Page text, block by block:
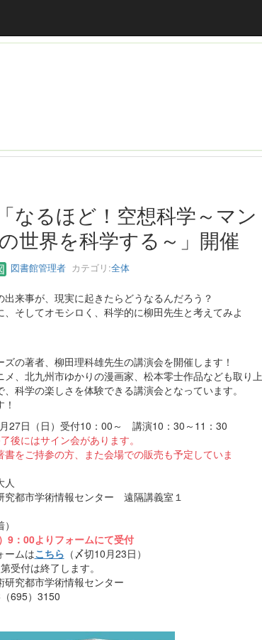
なるほど！空想科学～マン
世界を科学する～」開催
図書館管理者カテゴリ:全体
出来事が、現実に起きたらどうなるんだろう？
そしてオモシロく、科学的に柳田先生と考えてみよ
ズの著者、柳田理科雄先生の講演会を開催します！
メ、北九州市ゆかりの漫画家、松本零士作品なども取り上
科学の楽しさを体験できる講演会となっています。
月27日（日）受付10：00～ 講演10：30～11：30
後にはサイン会があります。
の方、また会場での販売も予定していま
人
究都市学術情報センター 遠隔講義室１
9：00よりフォームにて受付
ムはこちら （〆切10月23日）
は終了します。
研究都市学術情報センター
）3150